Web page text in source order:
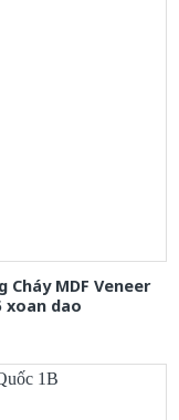
Cháy MDF Veneer
xoan dao